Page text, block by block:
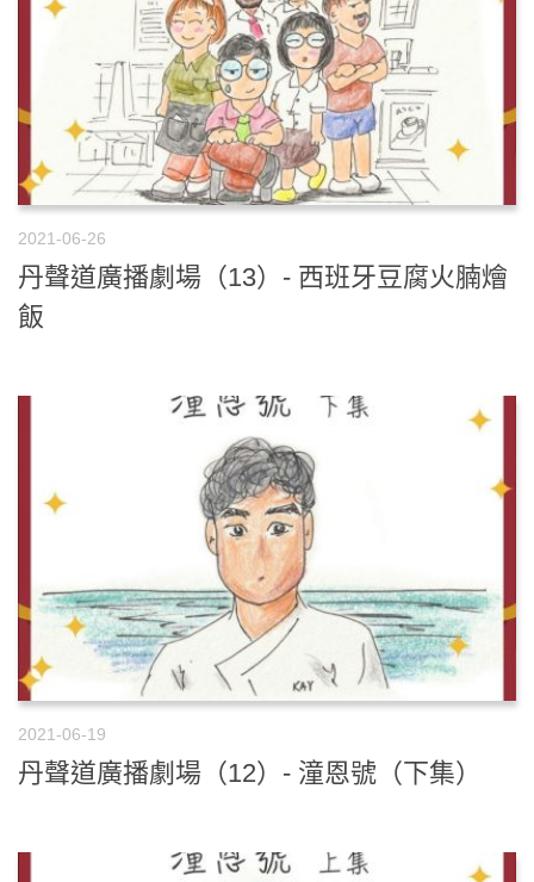
2021-06-26
丹聲道廣播劇場（13）- 西班牙豆腐火腩燴
飯
2021-06-19
丹聲道廣播劇場（12）- 潼恩號（下集）